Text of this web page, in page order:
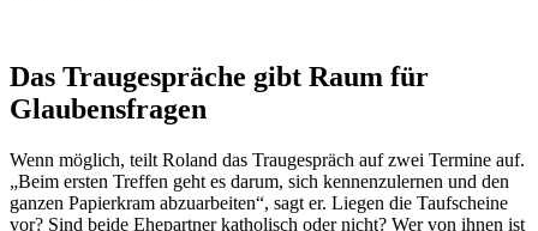
Das Traugespräche gibt Raum für
Glaubensfragen
Wenn möglich, teilt Roland das Traugespräch auf zwei Termine auf.
„Beim ersten Treffen geht es darum, sich kennenzulernen und den
ganzen Papierkram abzuarbeiten“, sagt er. Liegen die Taufscheine
vor? Sind beide Ehepartner katholisch oder nicht? Wer von ihnen ist